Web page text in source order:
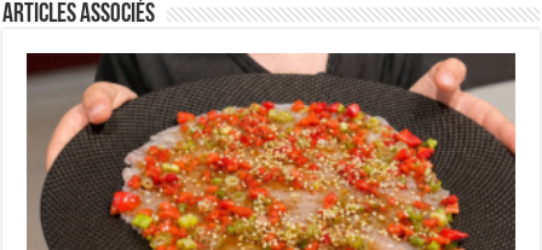
Articles associés